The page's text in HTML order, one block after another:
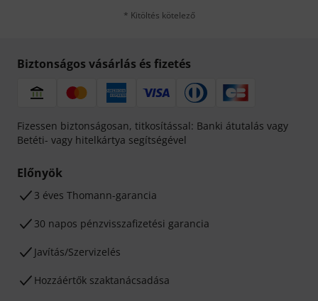
* Kitöltés kötelező
Biztonságos vásárlás és fizetés
Fizessen biztonságosan, titkosítással: Banki átutalás vagy
Betéti- vagy hitelkártya segítségével
Előnyök
3 éves Thomann-garancia
30 napos pénzvisszafizetési garancia
Javítás/Szervizelés
Hozzáértők szaktanácsadása